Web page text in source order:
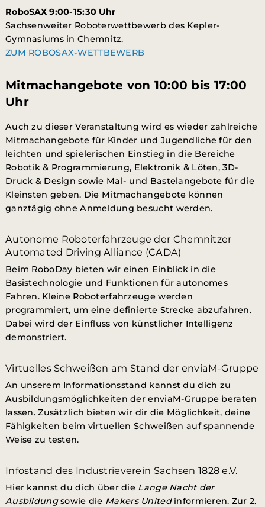
RoboSAX 9:00-15:30 Uhr
Sachsenweiter Roboterwettbewerb des Kepler-
Gymnasiums in Chemnitz.
ZUM ROBOSAX-WETTBEWERB
Mitmachangebote von 10:00 bis 17:00
Uhr
Auch zu dieser Veranstaltung wird es wieder zahlreiche
Mitmachangebote für Kinder und Jugendliche für den
leichten und spielerischen Einstieg in die Bereiche
Robotik & Programmierung, Elektronik & Löten,3D-
Druck & Design sowie Mal- und Bastelangebote für die
Kleinsten geben. Die Mitmachangebote können
ganztägig ohne Anmeldung besucht werden.
Autonome Roboterfahrzeuge der Chemnitzer
Automated Driving Alliance (CADA)
Beim RoboDay bieten wir einen Einblick in die
Basistechnologie und Funktionen für autonomes
Fahren. Kleine Roboterfahrzeuge werden
programmiert, um eine definierte Strecke abzufahren.
Dabei wird der Einfluss von künstlicher Intelligenz
demonstriert.
Virtuelles Schweißen am Stand der enviaM-Gruppe
An unserem Informationsstand kannst du dich zu
Ausbildungsmöglichkeiten der enviaM-Gruppe beraten
lassen. Zusätzlich bieten wir dir die Möglichkeit, deine
Fähigkeiten beim virtuellen Schweißen auf spannende
Weise zu testen.
Infostand des Industrieverein Sachsen 1828 e.V.
Hier kannst du dich über die Lange Nacht der
Ausbildungsowie die Makers Unitedinformieren. Zur 2.